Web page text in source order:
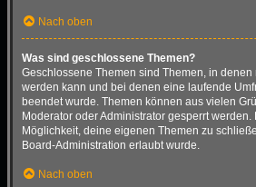
Nach oben
Was sind geschlossene Themen?
Geschlossene Themen sind Themen, in
werden kann und bei denen eine laufende
beendet wurde. Themen können aus vielen
Moderator oder Administrator gesperrt
Möglichkeit, deine eigenen Themen zu
Board-Administration erlaubt wurde.
Nach oben